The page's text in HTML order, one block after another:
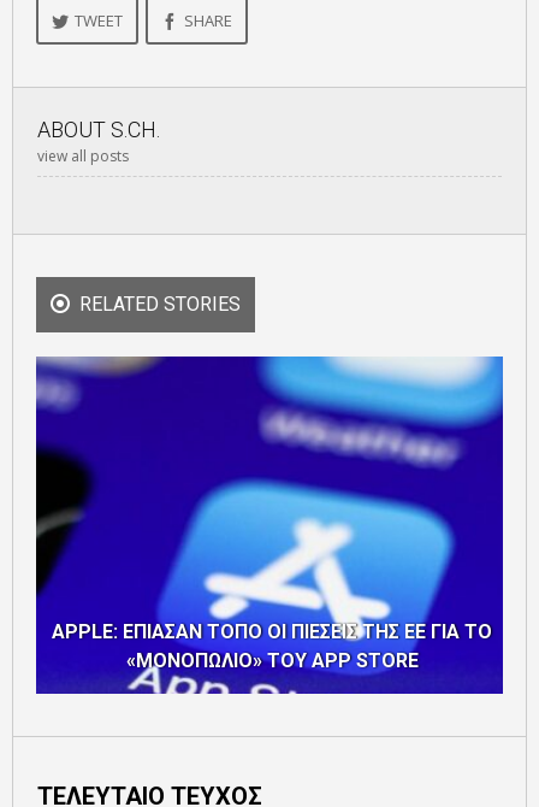
TWEET SHARE
ABOUT S.CH.
view all posts
RELATED STORIES
APPLE: ΕΠΙΑΣΑΝ ΤΟΠΟ ΟΙ ΠΙΕΣΕΙΣ ΤΗΣ ΕΕ ΓΙΑ ΤΟ
«ΜΟΝΟΠΩΛΙΟ» ΤΟΥ APP STORE
ΤΕΛΕΥΤΑΙΟ ΤΕΥΧΟΣ